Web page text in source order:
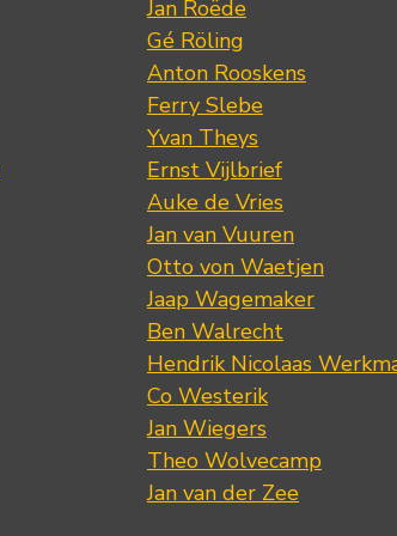
Jan Roëde
Gé Röling
Anton Rooskens
Ferry Slebe
Yvan Theys
Ernst Vijlbrief
Auke de Vries
Jan van Vuuren
Otto von Waetjen
Jaap Wagemaker
Ben Walrecht
Hendrik Nicolaas
Co Westerik
Jan Wiegers
Theo Wolvecamp
Jan van der Zee